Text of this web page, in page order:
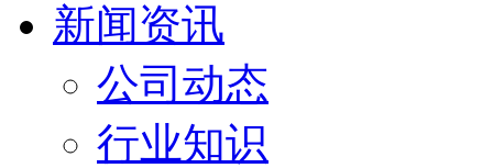
新闻资讯
公司动态
行业知识